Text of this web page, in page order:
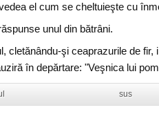
el cum se cheltuieşte cu
unul din bătrâni.
cletănându-şi ceaprazurile de
în depărtare: "Veşnica lui
sus